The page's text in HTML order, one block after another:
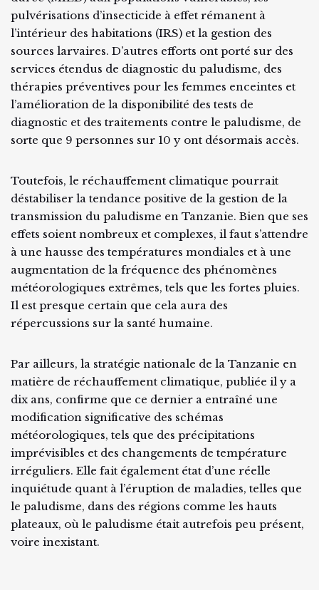
pulvérisations d’insecticide à effet rémanent à
l’intérieur des habitations (IRS) et la gestion des
sources larvaires. D’autres efforts ont porté sur des
services étendus de diagnostic du paludisme, des
thérapies préventives pour les femmes enceintes et
l’amélioration de la disponibilité des tests de
diagnostic et des traitements contre le paludisme, de
sorte que 9 personnes sur 10 y ont désormais accès.
Toutefois, le réchauffement climatique pourrait
déstabiliser la tendance positive de la gestion de la
transmission du paludisme en Tanzanie. Bien que ses
effets soient nombreux et complexes, il faut s’attendre
à une hausse des températures mondiales et à une
augmentation de la fréquence des phénomènes
météorologiques extrêmes, tels que les fortes pluies.
Il est presque certain que cela aura des
répercussions sur la santé humaine.
Par ailleurs, la stratégie nationale de la Tanzanie en
matière de réchauffement climatique, publiée il y a
dix ans, confirme que ce dernier a entraîné une
modification significative des schémas
météorologiques, tels que des précipitations
imprévisibles et des changements de température
irréguliers. Elle fait également état d’une réelle
inquiétude quant à l’éruption de maladies, telles que
le paludisme, dans des régions comme les hauts
plateaux, où le paludisme était autrefois peu présent,
voire inexistant.